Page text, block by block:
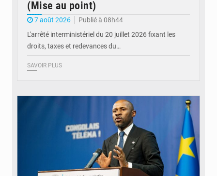
(Mise au point)
7 août 2026
Publié à 08h44
L'arrêté interministériel du 20 juillet 2026 fixant les
droits, taxes et redevances du…
SAVOIR PLUS